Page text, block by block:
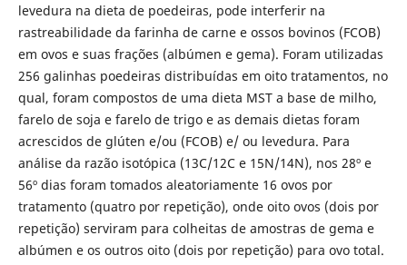
levedura na dieta de poedeiras, pode interferir na
rastreabilidade da farinha de carne e ossos bovinos (FCOB)
em ovos e suas frações (albúmen e gema). Foram utilizadas
256 galinhas poedeiras distribuídas em oito tratamentos, no
qual, foram compostos de uma dieta MST a base de milho,
farelo de soja e farelo de trigo e as demais dietas foram
acrescidos de glúten e/ou (FCOB) e/ ou levedura. Para
análise da razão isotópica (13C/12C e 15N/14N), nos 28º e
56º dias foram tomados aleatoriamente 16 ovos por
tratamento (quatro por repetição), onde oito ovos (dois por
repetição) serviram para colheitas de amostras de gema e
albúmen e os outros oito (dois por repetição) para ovo total.